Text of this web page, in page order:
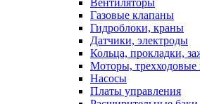
Вентиляторы
Газовые клапаны
Гидроблоки, краны
Датчики, электроды
Кольца, прокладки,
Моторы, трехходовые
Насосы
Платы управления